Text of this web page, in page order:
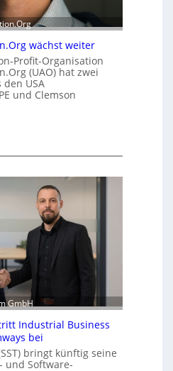
wächst weiter
Profit-Organisation
(UAO) hat zwei
USA
und Clemson
GmbH
Industrial Business
bei
bringt künftig seine
und Software-